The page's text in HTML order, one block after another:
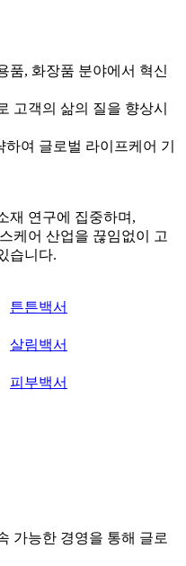
품, 화장품 분야에서 혁신
고객의 삶의 질을 향상시
여 글로벌 라이프케어 기
재 연구에 집중하며,
케어 산업을 끊임없이 고
습니다.
튼튼백서
살림백서
피부백서
가능한 경영을 통해 글로